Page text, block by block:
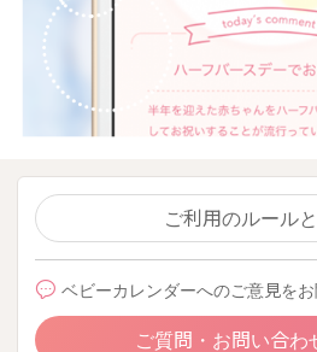
ご利用のルール
ベビーカレンダーへのご意見を
ご質問・お問い合わ